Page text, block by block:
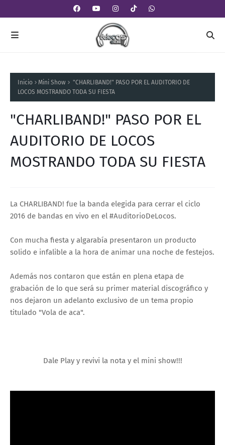
Inicio Mini Show
"CHARLIBAND!" PASO POR EL AUDITORIO DE
LOCOS MOSTRANDO TODA SU FIESTA
"CHARLIBAND!" PASO POR EL
AUDITORIO DE LOCOS
MOSTRANDO TODA SU FIESTA
La CHARLIBAND! fue la banda elegida para cerrar el ciclo
2016 de bandas en vivo en el #AuditorioDeLocos.
Con mucha fiesta y algarabía presentaron un producto
solido e infalible a la hora de animar una noche de festejos.
Además nos contaron que están en plena etapa de
grabación de lo que será su primer material discográfico y
nos dejaron un adelanto exclusivo de un tema propio
titulado "Vola de aca".
Dale Play y revivi la nota y el mini show!!!